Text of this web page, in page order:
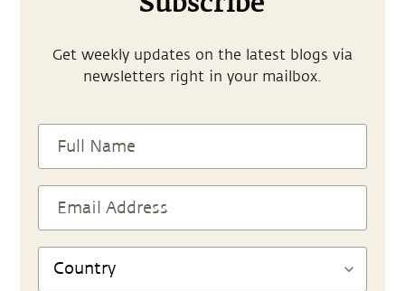
Get weekly updates on the latest blogs via
newsletters right in your mailbox.